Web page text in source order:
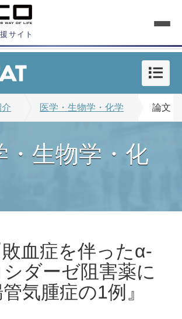
サイト
医学・生物学・化学 論文
・生物学・化
血症を伴ったα-
ダーゼ阻害薬に
気腫症の1例』